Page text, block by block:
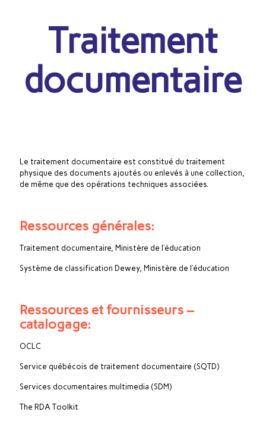
Traitement
documentaire
Le traitement documentaire est constitué du traitement
physique des documents ajoutés ou enlevés à une collection,
de même que des opérations techniques associées.
Ressources générales:
Traitement documentaire, Ministère de l’éducation
Système de classification Dewey, Ministère de l’éducation
Ressources et fournisseurs –
catalogage:
OCLC
Service québécois de traitement documentaire (SQTD)
Services documentaires multimedia (SDM)
The RDA Toolkit